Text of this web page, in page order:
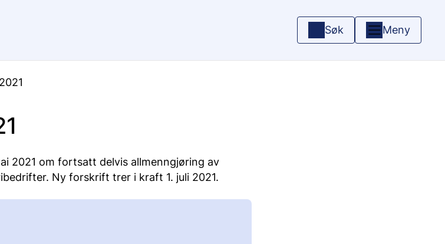
Søk Meny
2021 om fortsatt delvis allmenngjøring av
Ny forskrift trer i kraft 1. juli 2021.